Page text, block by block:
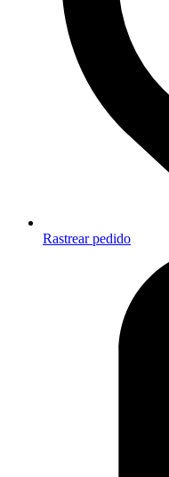
Rastrear pedido